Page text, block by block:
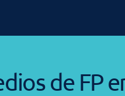
de FP